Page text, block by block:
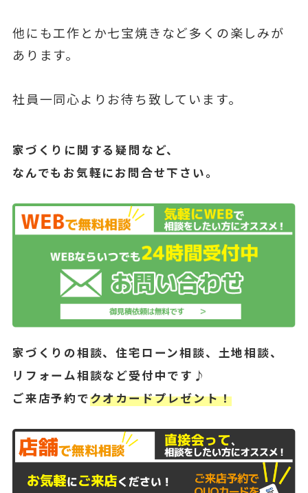
他にも工作とか七宝焼きなど多くの楽しみが
あります。
社員一同心よりお待ち致しています。
家づくりに関する疑問など、
なんでもお気軽にお問合せ下さい。
家づくりの相談、住宅ローン相談、土地相談、
リフォーム相談など受付中です♪
ご来店予約でクオカードプレゼント！